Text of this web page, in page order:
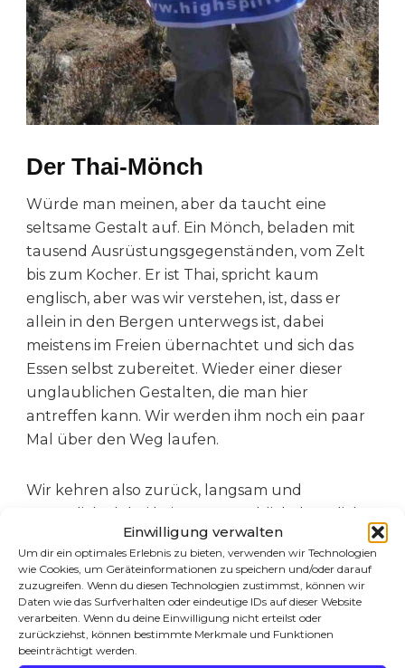
Einwilligung verwalten
Um dir ein optimales Erlebnis zu bieten, verwenden wir Technologien
wie Cookies, um Geräteinformationen zu speichern und/oder darauf
zuzugreifen. Wenn du diesen Technologien zustimmst, können wir
Daten wie das Surfverhalten oder eindeutige IDs auf dieser Website
verarbeiten. Wenn du deine Einwilligung nicht erteilst oder
zurückziehst, können bestimmte Merkmale und Funktionen
beeinträchtigt werden.
Der Thai-Mönch
Würde man meinen, aber da taucht eine
seltsame Gestalt auf. Ein Mönch, beladen mit
tausend Ausrüstungsgegenständen, vom Zelt
bis zum Kocher. Er ist Thai, spricht kaum
englisch, aber was wir verstehen, ist, dass er
allein in den Bergen unterwegs ist, dabei
meistens im Freien übernachtet und sich das
Essen selbst zubereitet. Wieder einer dieser
unglaublichen Gestalten, die man hier
antreffen kann. Wir werden ihm noch ein paar
Mal über den Weg laufen.
Wir kehren also zurück, langsam und
auf die Umgebung vergessend. Die Berggipfel,
die an diesem blauen Morgen so unantastbar,
so entrückt aussehen, als wären sie die Wächter
über die Welt.
Man muss sie immer wieder von neuem